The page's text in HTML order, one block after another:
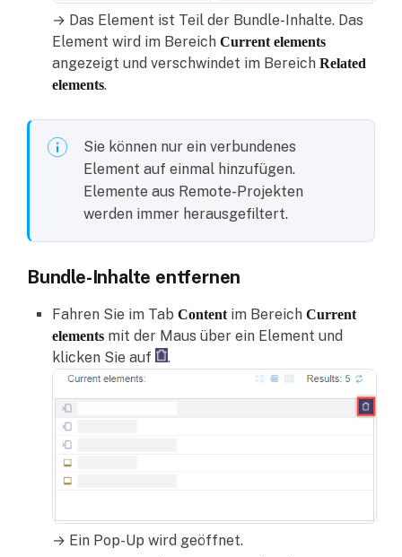
→ Das Element ist Teil der Bundle-Inhalte. Das
Element wird im Bereich Current elements
angezeigt und verschwindet im Bereich Related
elements.
Sie können nur ein verbundenes
Element auf einmal hinzufügen.
Elemente aus Remote-Projekten
werden immer herausgefiltert.
Bundle-Inhalte entfernen
Fahren Sie im Tab Contentim Bereich Current
elements mit der Maus über ein Element und
klicken Sie auf
.
→ Ein Pop-Up wird geöffnet.